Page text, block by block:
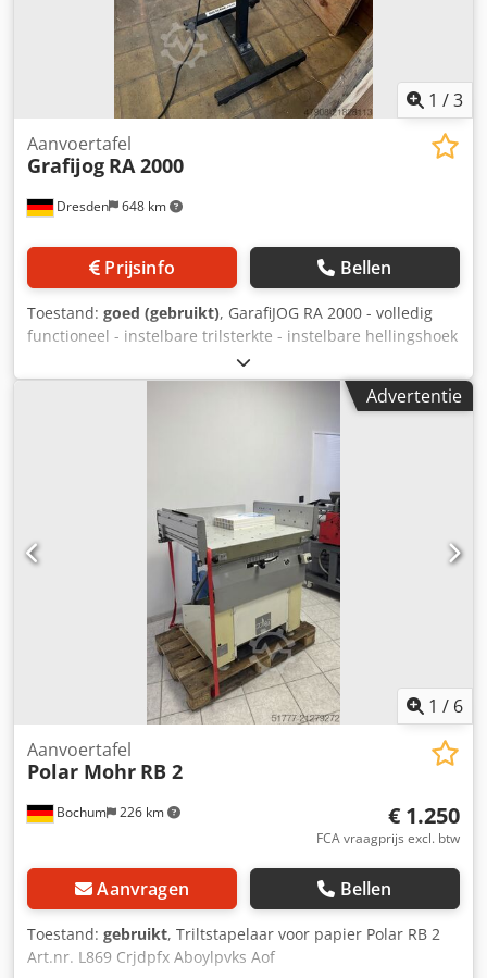
1 /3
Dresden 648 km
Aanvoertafel
Grafijog RA 2000
Prijsinfo Bellen
Toestand: goed (gebruikt), GarafiJOG RA 2000 - volledig
functioneel - instelbare trilsterkte - instelbare hellingshoek
- optimaal voor formaten tot SRA3 - direct beschikbaar
Csdpfey Ifuvox Ab Ajrf
Advertentie
1 / 6
Bochum 226 km
Aanvoertafel
Polar Mohr RB 2
€ 1.250
FCA vraagprijs excl. btw
Aanvragen Bellen
Toestand: gebruikt, Triltstapelaar voor papier Polar RB 2
Art.nr. L869 Crjdpfx Aboylpvks Aof